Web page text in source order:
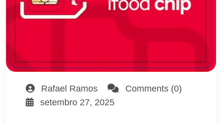
Rafael Ramos
Comments (0)
setembro 27, 2025